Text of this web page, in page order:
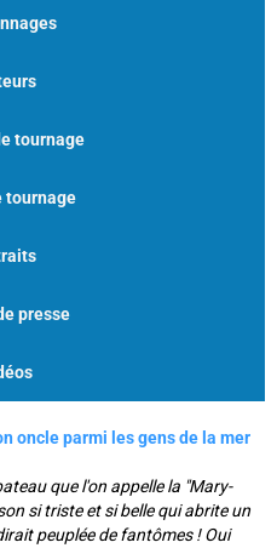
tournage
tournage
presse
oncle parmi les gens de la mer
que l'on appelle la "Mary-
si triste et si belle qui abrite un
peuplée de fantômes ! Oui